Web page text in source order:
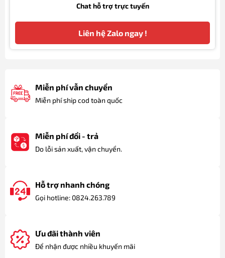
Chat hỗ trợ trực tuyến
Liên hệ Zalo ngay !
Miễn phí vẫn chuyển
Miễn phí ship cod toàn quốc
Miễn phí đổi - trả
Do lỗi sản xuất, vận chuyển.
Hỗ trợ nhanh chóng
Gọi hotline: 0824.263.789
Ưu đãi thành viên
Để nhận được nhiều khuyến mãi